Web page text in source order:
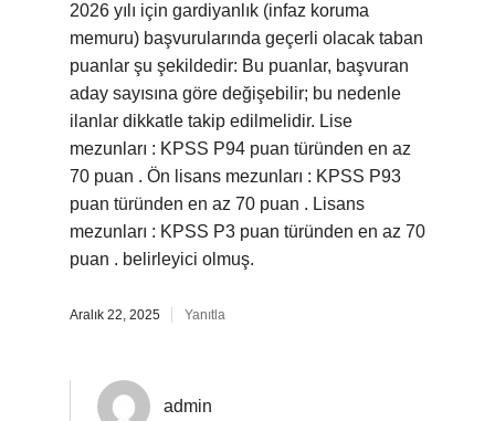
2026 yılı için gardiyanlık (infaz koruma
memuru) başvurularında geçerli olacak taban
puanlar şu şekildedir: Bu puanlar, başvuran
aday sayısına göre değişebilir; bu nedenle
ilanlar dikkatle takip edilmelidir. Lise
mezunları : KPSS P94 puan türünden en az
70 puan . Ön lisans mezunları : KPSS P93
puan türünden en az 70 puan . Lisans
mezunları : KPSS P3 puan türünden en az 70
puan . belirleyici olmuş.
Aralık 22, 2025 Yanıtla
admin